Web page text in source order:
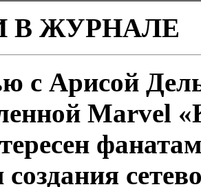
В ЖУРНАЛЕ
с Арисой
Marvel